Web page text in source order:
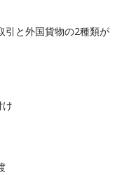
引と外国貨物の2種類が
け